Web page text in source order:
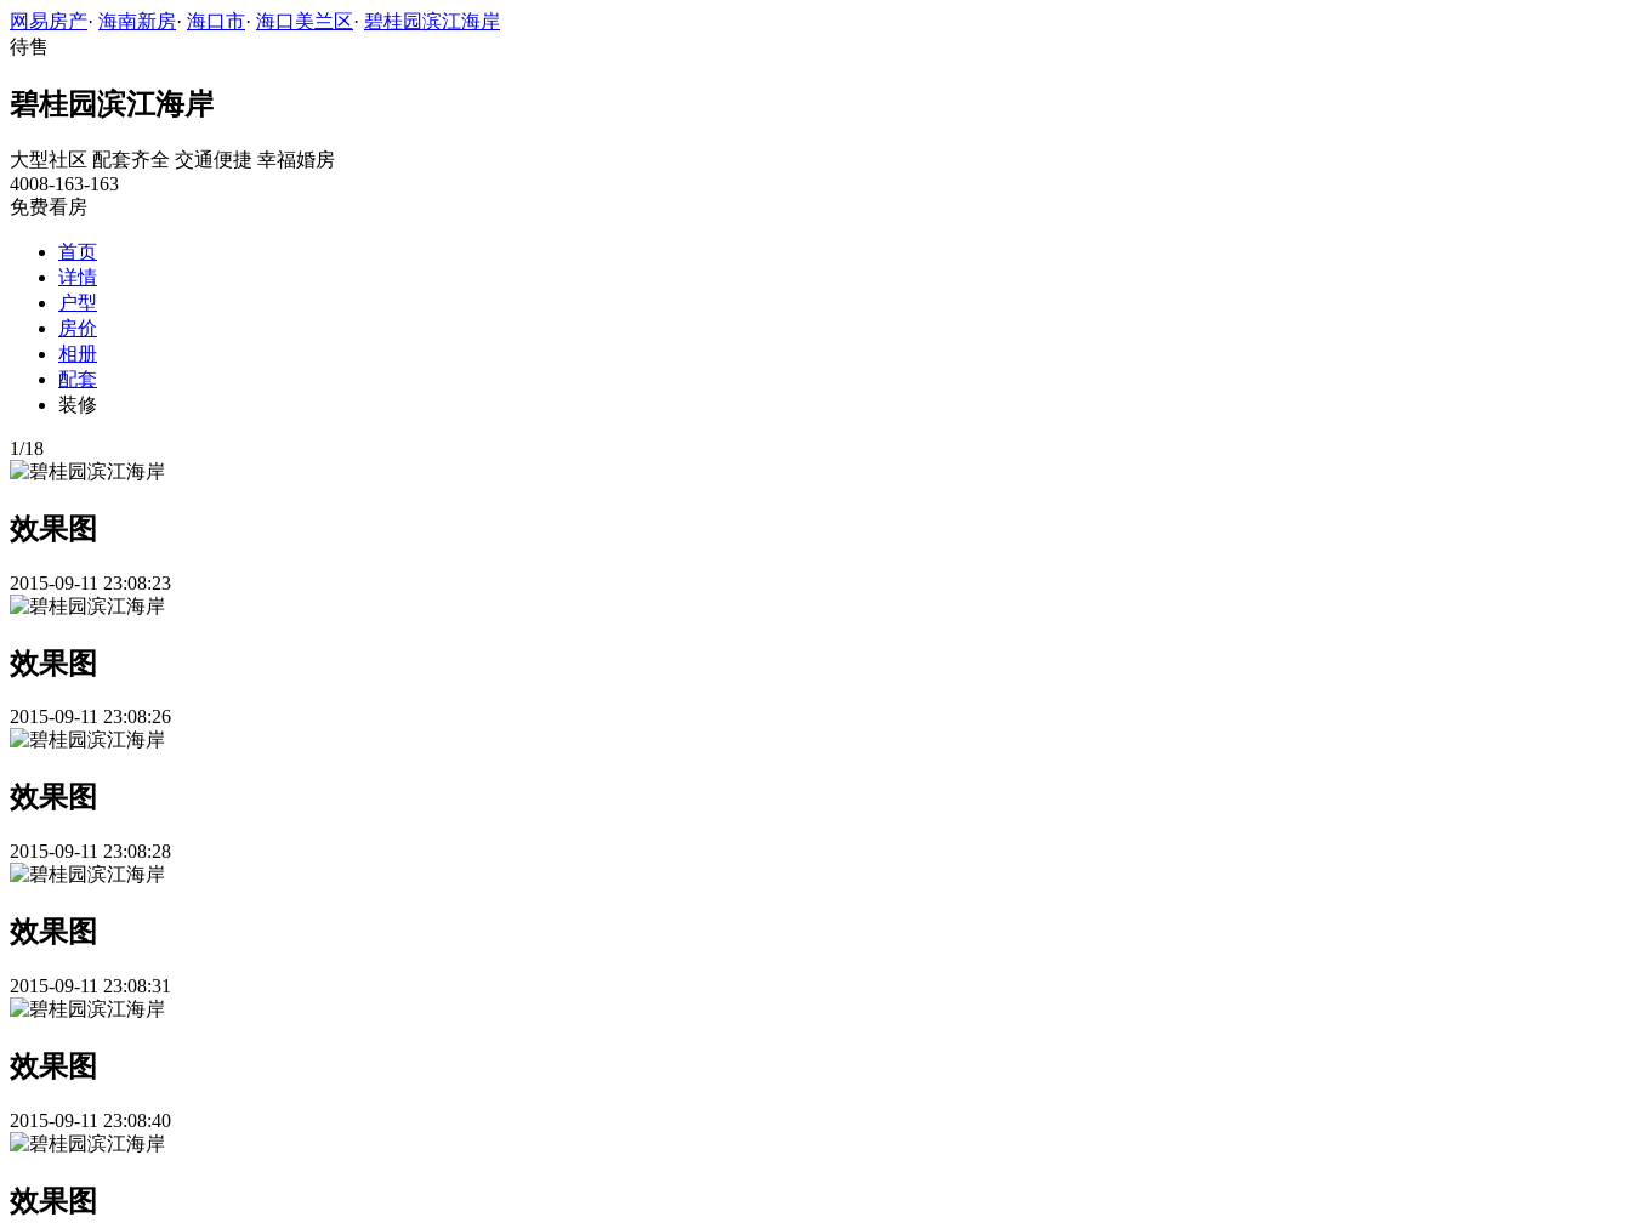
网易房产· 海南新房· 海口市· 海口美兰区· 碧桂园滨江海岸
待售
碧桂园滨江海岸
大型社区 配套齐全 交通便捷 幸福婚房
4008-163-163
免费看房
首页
详情
户型
房价
相册
配套
装修
1/18
效果图
2015-09-11 23:08:23
效果图
2015-09-11 23:08:26
效果图
2015-09-11 23:08:28
效果图
2015-09-11 23:08:31
效果图
2015-09-11 23:08:40
效果图